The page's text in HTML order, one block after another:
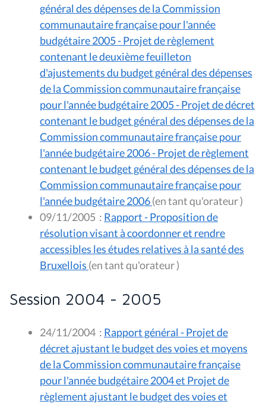
général des dépenses de la Commission
communautaire française pour l'année
budgétaire 2005 - Projet de règlement
contenant le deuxième feuilleton
d'ajustements du budget général des dépenses
de la Commission communautaire française
pour l'année budgétaire 2005 - Projet de décret
contenant le budget général des dépenses de la
Commission communautaire française pour
l'année budgétaire 2006 - Projet de règlement
contenant le budget général des dépenses de la
Commission communautaire française pour
l'année budgétaire 2006
(en tant qu'orateur )
09/11/2005 : Rapport - Proposition de
résolution visant à coordonner et rendre
accessibles les études relatives à la santé des
Bruxellois
(en tant qu'orateur )
Session 2004 - 2005
24/11/2004 : Rapport général - Projet de
décret ajustant le budget des voies et moyens
de la Commission communautaire française
pour l'année budgétaire 2004 et Projet de
règlement ajustant le budget des voies et